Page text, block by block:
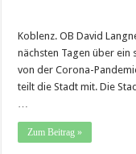
Koblenz. OB David
nächsten Tagen über
von der Corona-
teilt die Stadt mit. Die
Zum Beitrag »